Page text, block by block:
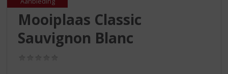
Mooiplaas Classic
Sauvignon Blanc